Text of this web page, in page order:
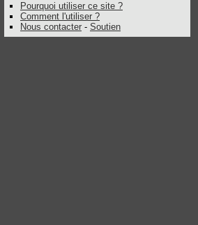
Pourquoi utiliser ce site ?
Comment l'utiliser ?
Nous contacter - Soutien